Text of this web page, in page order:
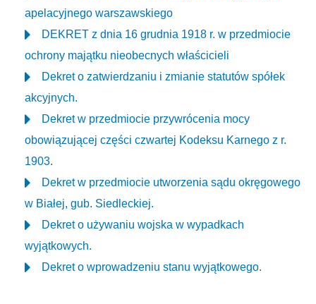
apelacyjnego warszawskiego
DEKRET z dnia 16 grudnia 1918 r. w przedmiocie
ochrony majątku nieobecnych właścicieli
Dekret o zatwierdzaniu i zmianie statutów spółek
akcyjnych.
Dekret w przedmiocie przywrócenia mocy
obowiązującej części czwartej Kodeksu Karnego z r.
1903.
Dekret w przedmiocie utworzenia sądu okręgowego
w Białej, gub. Siedleckiej.
Dekret o używaniu wojska w wypadkach
wyjątkowych.
Dekret o wprowadzeniu stanu wyjątkowego.